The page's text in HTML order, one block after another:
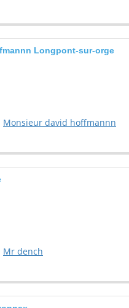
Longpont-sur-orge
Monsieur david hoffmannn
Mr dench